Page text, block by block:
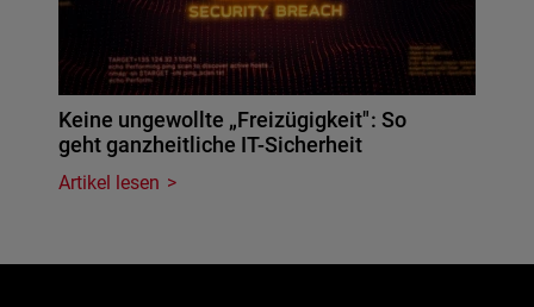
Keine ungewollte „Freizügigkeit": So
geht ganzheitliche IT-Sicherheit
Artikel lesen